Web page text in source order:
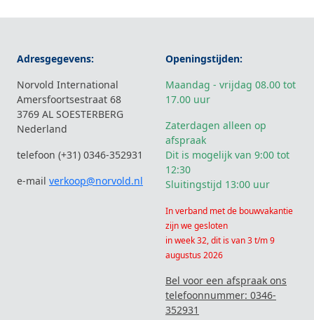
Adresgegevens:
Norvold International
Amersfoortsestraat 68
3769 AL SOESTERBERG
Nederland
telefoon (+31) 0346-352931
e-mail verkoop@norvold.nl
Openingstijden:
Maandag - vrijdag 08.00 tot
17.00 uur
Zaterdagen alleen op
afspraak
Dit is mogelijk van 9:00 tot
12:30
Sluitingstijd 13:00 uur
In verband met de bouwvakantie
zijn we gesloten
in week 32, dit is van 3 t/m 9
augustus 2026
Bel voor een afspraak ons
telefoonnummer: 0346-
352931